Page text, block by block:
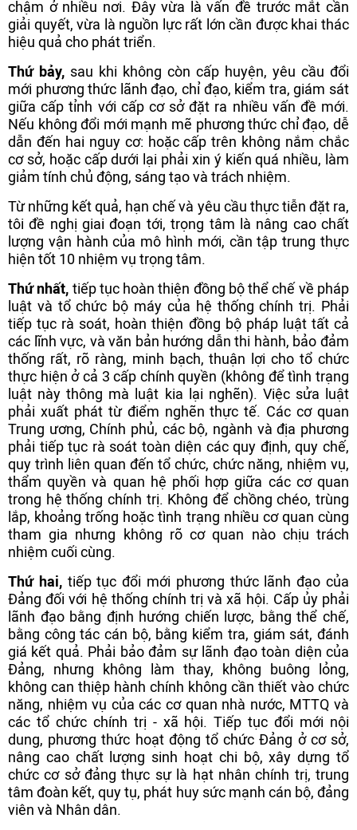
chậm ở nhiều nơi. Đây vừa là vấn đề trước mắt cần
giải quyết, vừa là nguồn lực rất lớn cần được khai thác
hiệu quả cho phát triển.
Thứ bảy, sau khi không còn cấp huyện, yêu cầu đổi
mới phương thức lãnh đạo, chỉ đạo, kiểm tra, giám sát
giữa cấp tỉnh với cấp cơ sở đặt ra nhiều vấn đề mới.
Nếu không đổi mới mạnh mẽ phương thức chỉ đạo, dễ
dẫn đến hai nguy cơ: hoặc cấp trên không nắm chắc
cơ sở, hoặc cấp dưới lại phải xin ý kiến quá nhiều, làm
giảm tính chủ động, sáng tạo và trách nhiệm.
Từ những kết quả, hạn chế và yêu cầu thực tiễn đặt ra,
tôi đề nghị giai đoạn tới, trọng tâm là nâng cao chất
lượng vận hành của mô hình mới, cần tập trung thực
hiện tốt 10 nhiệm vụ trọng tâm.
Thứ nhất, tiếp tục hoàn thiện đồng bộ thể chế về pháp
luật và tổ chức bộ máy của hệ thống chính trị. Phải
tiếp tục rà soát, hoàn thiện đồng bộ pháp luật tất cả
các lĩnh vực, và văn bản hướng dẫn thi hành, bảo đảm
thống rất, rõ ràng, minh bạch, thuận lợi cho tổ chức
thực hiện ở cả 3 cấp chính quyền (không để tình trạng
luật này thông mà luật kia lại nghẽn). Việc sửa luật
phải xuất phát từ điểm nghẽn thực tế. Các cơ quan
Trung ương, Chính phủ, các bộ, ngành và địa phương
phải tiếp tục rà soát toàn diện các quy định, quy chế,
quy trình liên quan đến tổ chức, chức năng, nhiệm vụ,
thẩm quyền và quan hệ phối hợp giữa các cơ quan
trong hệ thống chính trị. Không để chồng chéo, trùng
lắp, khoảng trống hoặc tình trạng nhiều cơ quan cùng
tham gia nhưng không rõ cơ quan nào chịu trách
nhiệm cuối cùng.
Thứ hai, tiếp tục đổi mới phương thức lãnh đạo của
Đảng đối với hệ thống chính trị và xã hội. Cấp ủy phải
lãnh đạo bằng định hướng chiến lược, bằng thể chế,
bằng công tác cán bộ, bằng kiểm tra, giám sát, đánh
giá kết quả. Phải bảo đảm sự lãnh đạo toàn diện của
Đảng, nhưng không làm thay, không buông lỏng,
không can thiệp hành chính không cần thiết vào chức
năng, nhiệm vụ của các cơ quan nhà nước, MTTQ và
các tổ chức chính trị - xã hội. Tiếp tục đổi mới nội
dung, phương thức hoạt động tổ chức Đảng ở cơ sở,
nâng cao chất lượng sinh hoạt chi bộ, xây dựng tổ
chức cơ sở đảng thực sự là hạt nhân chính trị, trung
tâm đoàn kết, quy tụ, phát huy sức mạnh cán bộ, đảng
viên và Nhân dân.